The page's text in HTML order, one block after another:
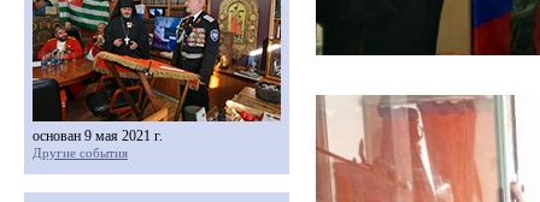
основан 9 мая 2021 г.
Другие события